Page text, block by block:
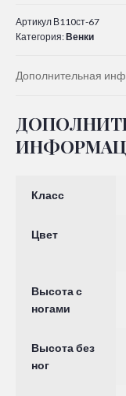
Артикул В110ст-67
Категория:Венки
Дополнительная
Класс
Цвет
Высота с
ногами
Высота без
ног